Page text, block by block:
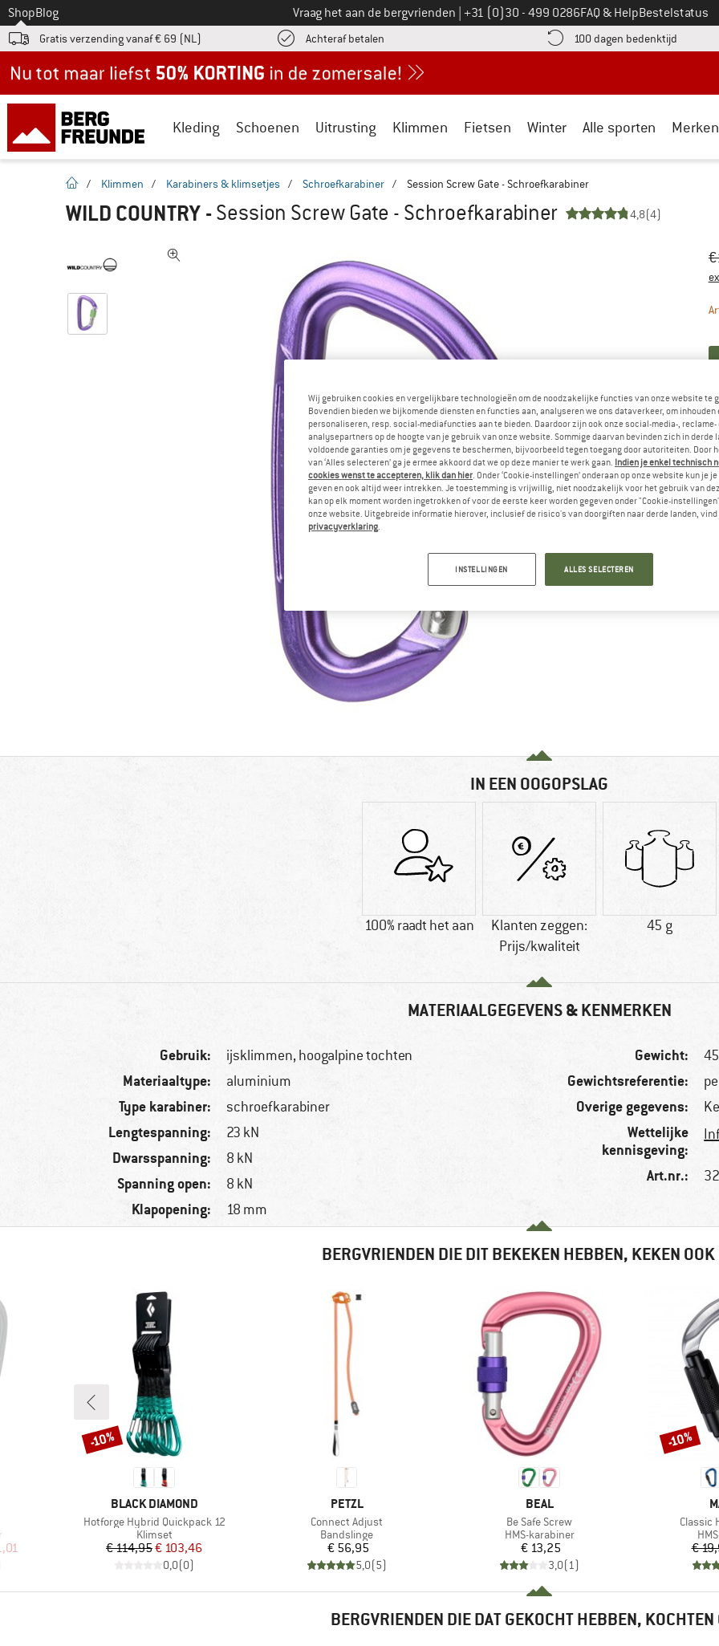
Naar
ShopBlog Vraag het aan de bergvrienden Bel ons op
+31 (0)30 - 499 0286FAQ & HelpBestelstatus
Gratis verzending vanaf € 69 (NL) Achteraf betalen vind de betalingsinformatie hier! Opent in een infovak
100 dagen bedenktijd
Kleding Schoenen Uitrusting Klimmen Fietsen Winter Alle sporten Merken
Startpagina
/ Klimmen / Karabiners & klimsetjes / Schroefkarabiner / Session Screw Gate - Schroefkarabiner
WILD COUNTRY -Session Screw Gate - Schroefkarabiner 4,8(4)
€
IN EEN OOGOPSLAG
100% raadt het aan
Klanten zeggen:
Prijs/kwaliteit
45 g
MATERIAALGEGEVENS & KENMERKEN
Gebruik: ijsklimmen, hoogalpine tochten
Materiaaltype: aluminium
Type karabiner: schroefkarabiner
Lengtespanning: 23 kN
Dwarsspanning: 8 kN
Spanning open: 8 kN
Klapopening: 18 mm
Gewicht:
Gewichtsreferentie:
Overige gegevens:
Wettelijke
kennisgeving:
Art.nr.:
BERGVRIENDEN DIE DIT BEKEKEN HEBBEN, KEKEN OOK
prijs
MERK
BLACK DIAMOND
Artikel
Hotforge Hybrid Quickpack 12
Productgroep
Klimset
Prijs
€ 114,95Verlaagde prijs
€ 103,46
0,0(0)
Korting
-10%
MERK
PETZL
Artikel
Connect Adjust
Productgroep
Bandslinge
Prijs
€ 56,95
5,0(5)
MERK
BEAL
Artikel
Be Safe Screw
Productgroep
HMS-karabiner
Prijs
€ 13,25
3,0(1)
Artikel
Classic
€
Korting
-10%
BERGVRIENDEN DIE DAT GEKOCHT HEBBEN, KOCHTEN
Wij gebruiken cookies en vergelijkbare technologieën om de noodzakelijke functies van onze website te
Bovendien bieden we bijkomende diensten en functies aan, analyseren we ons dataverkeer, om inhouden
personaliseren, resp. social-mediafuncties aan te bieden. Daardoor zijn ook onze social-media-, reclame-
analysepartners op de hoogte van je gebruik van onze website. Sommige daarvan bevinden zich in derde
voldoende garanties om je gegevens te beschermen, bijvoorbeeld tegen toegang door autoriteiten. Door
van ‘Alles selecteren’ ga je ermee akkoord dat we op deze manier te werk gaan. Indien je enkel technisch
cookies wenst te accepteren, klik dan hier. Onder ‘Cookie-instellingen’ onderaan op onze website kun je
geven en ook altijd weer intrekken. Je toestemming is vrijwillig, niet noodzakelijk voor het gebruik van
kan op elk moment worden ingetrokken of voor de eerste keer worden gegeven onder "Cookie-
onze website. Uitgebreide informatie hierover, inclusief de risico's van doorgiften naar derde landen, vind
privacyverklaring.
INSTELLINGEN ALLES SELECTEREN